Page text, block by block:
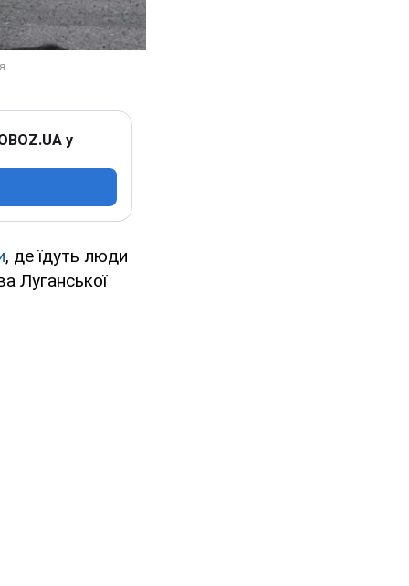
у
, де їдуть люди
Луганської